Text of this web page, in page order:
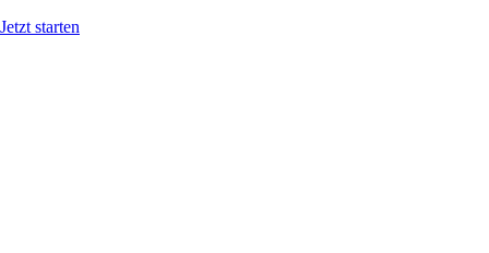
Jetzt starten